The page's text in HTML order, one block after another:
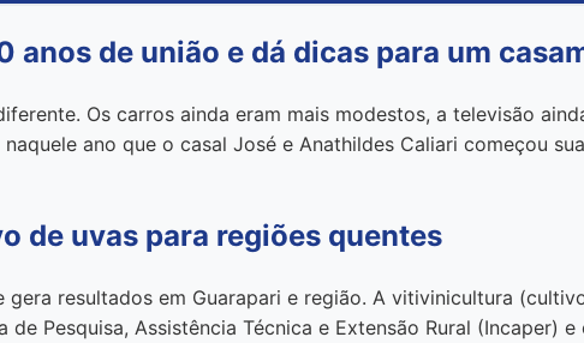
anos de união e dá dicas para um
Os carros ainda eram mais modestos, a televisão
ano que o casal José e Anathildes Caliari começou
de uvas para regiões quentes
gera resultados em Guarapari e região. A vitivinicultura
Pesquisa, Assistência Técnica e Extensão Rural (Incaper)